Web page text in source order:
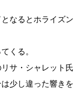
なるとホライズン
くる。
サ・シャレット氏
少し違った響きを